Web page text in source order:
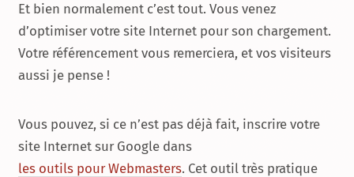
Et bien normalement c’est tout. Vous venez
d’optimiser votre site Internet pour son chargement.
Votre référencement vous remerciera, et vos visiteurs
aussi je pense !
Vous pouvez, si ce n’est pas déjà fait, inscrire votre
site Internet sur Google dans
les outils pour Webmasters. Cet outil très pratique